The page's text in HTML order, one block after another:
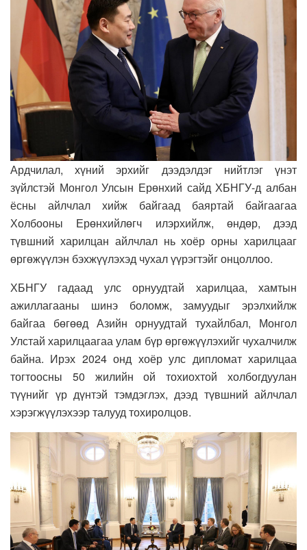
Ардчилал, хүний эрхийг дээдэлдэг нийтлэг үнэт
зүйлстэй Монгол Улсын Ерөнхий сайд ХБНГУ-д албан
ёсны айлчлал хийж байгаад баяртай байгаагаа
Холбооны Ерөнхийлөгч илэрхийлж, өндөр, дээд
түвшний харилцан айлчлал нь хоёр орны харилцааг
өргөжүүлэн бэхжүүлэхэд чухал үүрэгтэйг онцоллоо.
ХБНГУ гадаад улс орнуудтай харилцаа, хамтын
ажиллагааны шинэ боломж, замуудыг эрэлхийлж
байгаа бөгөөд Азийн орнуудтай тухайлбал, Монгол
Улстай харилцаагаа улам бүр өргөжүүлэхийг чухалчилж
байна. Ирэх 2024 онд хоёр улс дипломат харилцаа
тогтоосны 50 жилийн ой тохиохтой холбогдуулан
түүнийг үр дүнтэй тэмдэглэх, дээд түвшний айлчлал
хэрэгжүүлэхээр талууд тохиролцов.